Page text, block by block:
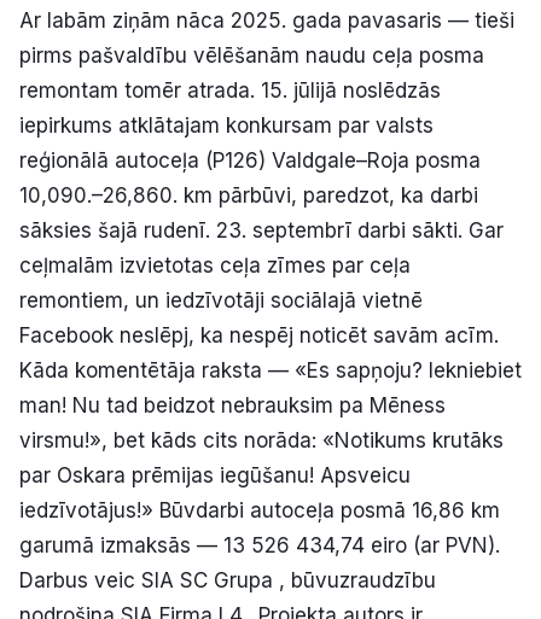
Ar labām ziņām nāca 2025. gada pavasaris — tieši
pirms pašvaldību vēlēšanām naudu ceļa posma
remontam tomēr atrada. 15. jūlijā noslēdzās
iepirkums atklātajam konkursam par valsts
reģionālā autoceļa (P126) Valdgale–Roja posma
10,090.–26,860. km pārbūvi, paredzot, ka darbi
sāksies šajā rudenī. 23. septembrī darbi sākti. Gar
ceļmalām izvietotas ceļa zīmes par ceļa
remontiem, un iedzīvotāji sociālajā vietnē
Facebook neslēpj, ka nespēj noticēt savām acīm.
Kāda komentētāja raksta — «Es sapņoju? Iekniebiet
man! Nu tad beidzot nebrauksim pa Mēness
virsmu!», bet kāds cits norāda: «Notikums krutāks
par Oskara prēmijas iegūšanu! Apsveicu
iedzīvotājus!» Būvdarbi autoceļa posmā 16,86 km
garumā izmaksās — 13 526 434,74 eiro (ar PVN).
Darbus veic SIA SC Grupa , būvuzraudzību